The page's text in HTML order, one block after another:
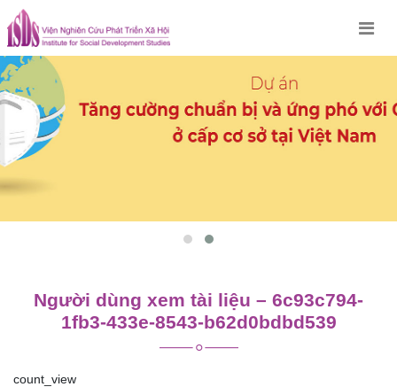
Skip
to
content
Người dùng xem tài liệu – 6c93c794-
1fb3-433e-8543-b62d0bdbd539
count_view